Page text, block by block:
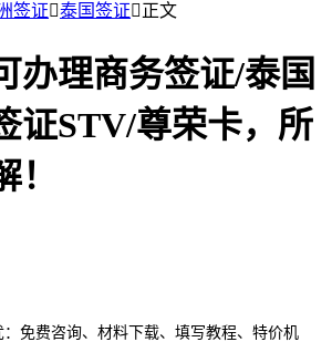
签证泰国签证正文
办理商务签证/泰国
证STV/尊荣卡，所
免费咨询、材料下载、填写教程、特价机